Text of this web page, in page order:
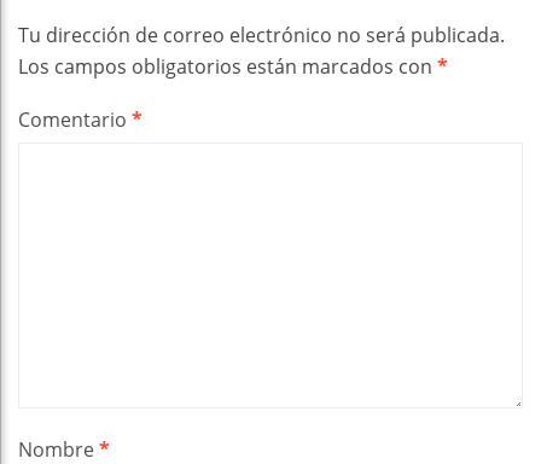
Tu dirección de correo electrónico no será publicada.
Los campos obligatorios están marcados con *
Comentario *
Nombre*